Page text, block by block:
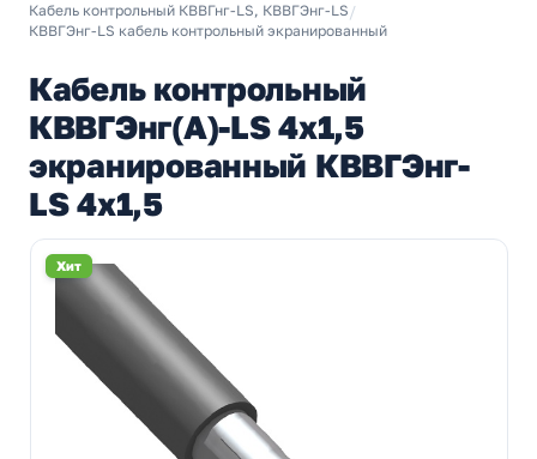
Кабель контрольный КВВГнг-LS, КВВГЭнг-LS /
КВВГЭнг-LS кабель контрольный экранированный
Кабель контрольный
КВВГЭнг(А)-LS 4х1,5
экранированный КВВГЭнг-
LS 4х1,5
Хит